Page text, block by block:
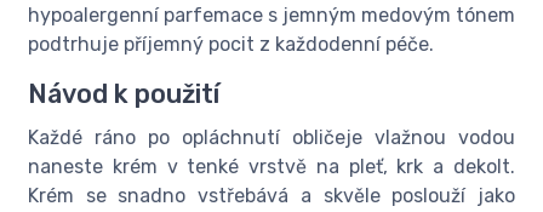
hypoalergenní parfemace s jemným medovým tónem
podtrhuje příjemný pocit z každodenní péče.
Návod k použití
Každé ráno po opláchnutí obličeje vlažnou vodou
naneste krém v tenké vrstvě na pleť, krk a dekolt.
Krém se snadno vstřebává a skvěle poslouží jako